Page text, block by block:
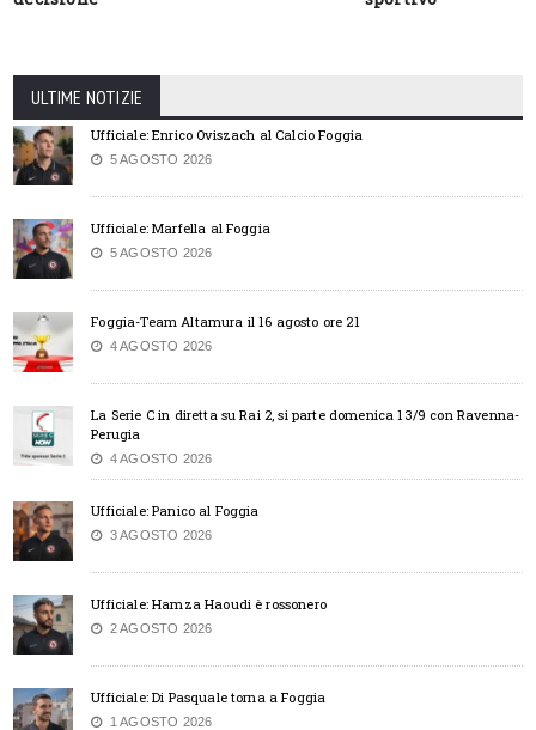
ULTIME NOTIZIE
Ufficiale: Enrico Oviszach al Calcio Foggia
5 AGOSTO 2026
Ufficiale: Marfella al Foggia
5 AGOSTO 2026
Foggia-Team Altamura il 16 agosto ore 21
4 AGOSTO 2026
La Serie C in diretta su Rai 2, si parte domenica 13/9 con Ravenna-
Perugia
4 AGOSTO 2026
Ufficiale: Panico al Foggia
3 AGOSTO 2026
Ufficiale: Hamza Haoudi è rossonero
2 AGOSTO 2026
Ufficiale: Di Pasquale torna a Foggia
1 AGOSTO 2026